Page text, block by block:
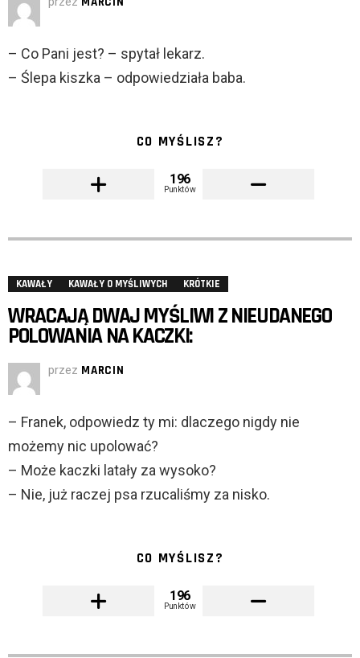
– Co Pani jest? – spytał lekarz.
– Ślepa kiszka – odpowiedziała baba.
CO MYŚLISZ?
196
Punktów
KAWAŁY KAWAŁY O MYŚLIWYCH KRÓTKIE
WRACAJĄ DWAJ MYŚLIWI Z NIEUDANEGO
POLOWANIA NA KACZKI:
przez MARCIN
– Franek, odpowiedz ty mi: dlaczego nigdy nie
możemy nic upolować?
– Może kaczki latały za wysoko?
– Nie, już raczej psa rzucaliśmy za nisko.
CO MYŚLISZ?
196
Punktów